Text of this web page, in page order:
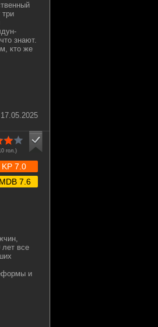
три
знают.
кто же
17.05.2025
гол.)
KP 7.0
7.6
лет все
и